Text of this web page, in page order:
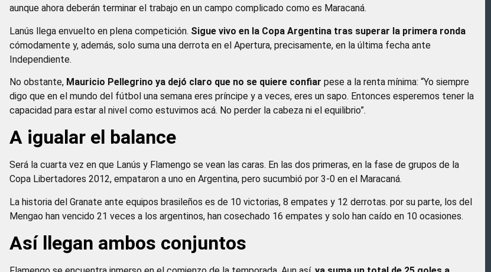
aunque ahora deberán terminar el trabajo en un campo complicado como es Maracaná.
Lanús llega envuelto en plena competición. Sigue vivo en la Copa Argentina tras superar la primera ronda
cómodamente y, además, solo suma una derrota en el Apertura, precisamente, en la última fecha ante
Independiente.
No obstante, Mauricio Pellegrino ya dejó claro que no se quiere confiarpese a la renta mínima: “Yo siempre
digo que en el mundo del fútbol una semana eres príncipe y a veces, eres un sapo. Entonces esperemos tener la
capacidad para estar al nivel como estuvimos acá. No perder la cabeza ni el equilibrio”.
A igualar el balance
Será la cuarta vez en que Lanús y Flamengo se vean las caras. En las dos primeras, en la fase de grupos de la
Copa Libertadores 2012, empataron a uno en Argentina, pero sucumbió por 3-0 en el Maracaná.
La historia del Granate ante equipos brasileños es de 10 victorias, 8 empates y 12 derrotas. por su parte, los del
Mengao han vencido 21 veces a los argentinos, han cosechado 16 empates y solo han caído en 10 ocasiones.
Así llegan ambos conjuntos